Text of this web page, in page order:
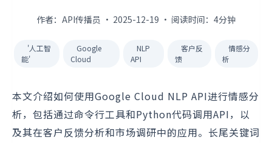
作者：API传播员 · 2025-12-19 · 阅读时间：4分钟
'人工智
能'
Google
Cloud
NLP
API
客户反
馈
情感分
析
本文介绍如何使用Google Cloud NLP API进行情感分
析，包括通过命令行工具和Python代码调用API，以
及其在客户反馈分析和市场调研中的应用。长尾关键词